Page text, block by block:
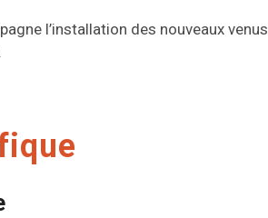
l’installation des nouveaux venus